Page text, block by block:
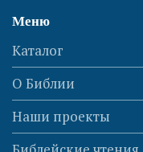
Меню
Каталог
О Библии
Наши проекты